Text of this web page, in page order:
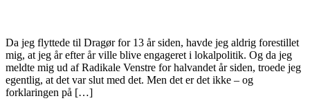
Da jeg flyttede til Dragør for 13 år siden, havde jeg aldrig forestillet
mig, at jeg år efter år ville blive engageret i lokalpolitik. Og da jeg
meldte mig ud af Radikale Venstre for halvandet år siden, troede jeg
egentlig, at det var slut med det. Men det er det ikke – og
forklaringen på […]